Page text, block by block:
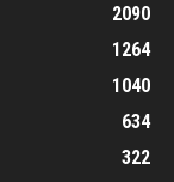
2090
1264
1040
634
322